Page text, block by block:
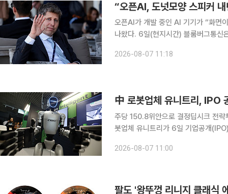
“오픈AI, 도넛모양 스피커
오픈AI가 개발 중인 AI 기기가 “화면
나왔다. 6일(현지시간) 블룸버그통신은 복수의 소식통을 인용해 “오픈AI에서 출시 예정인 새로운
도넛 모양으로 배터리로 구동된다. 명
2026-08-07 11:18
中 로봇업체 유니트리, IPO
주당 150.8위안으로 결정딥시크 전략투자자
봇업체 유니트리가 6일 기업공개
이번 상장이 완료되면 유니트리는 중
2026-08-07 11:00